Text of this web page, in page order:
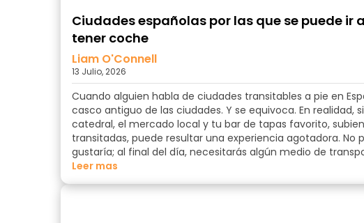
Ciudades españolas por las que se puede
tener coche
Liam O'Connell
13 Julio, 2026
Cuando alguien habla de ciudades transitables a pie en
casco antiguo de las ciudades. Y se equivoca. En
catedral, el mercado local y tu bar de tapas favorito,
transitadas, puede resultar una experiencia agotadora. No
gustaría; al final del día, necesitarás algún medio de
Leer mas